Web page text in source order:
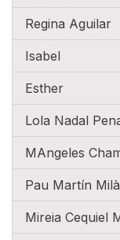
Regina Aguilar
Isabel
Esther
Lola Nadal
MAngeles
Pau Martín Milà
Mireia Cequiel